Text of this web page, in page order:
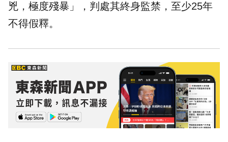
兇，極度殘暴」，判處其終身監禁，至少25年
不得假釋。